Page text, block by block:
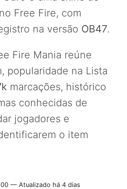
Free Fire, com
na versão OB47.
Fire Mania reúne
popularidade na Lista
marcações, histórico
conhecidas de
jogadores e
o item
— Atualizado há 4 dias